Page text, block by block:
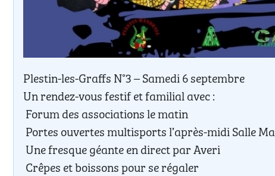
Plestin-les-Graffs N°3 – Samedi 6 septembre
Un rendez-vous festif et familial avec :
Forum des associations le matin
Portes ouvertes multisports l’après-midi Salle
Une fresque géante en direct par Averi
Crêpes et boissons pour se régaler